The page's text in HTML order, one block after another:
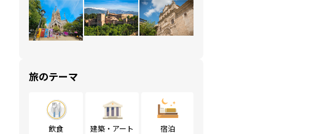
旅のテーマ
飲食 建築・アート 宿泊